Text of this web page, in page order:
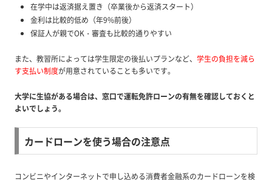
在学中は返済据え置き（卒業後から返済スタート）
金利は比較的低め（年9%前後）
保証人が親でOK・審査も比較的通りやすい
また、教習所によっては学生限定の後払いプランなど、 学生の負担を減ら
す支払い制度が用意されていることも多いです。
大学に生協がある場合は、窓口で運転免許ローンの有無を確認しておくと
よいでしょう。
カードローンを使う場合の注意点
コンビニやインターネットで申し込める消費者金融系のカードローンを検